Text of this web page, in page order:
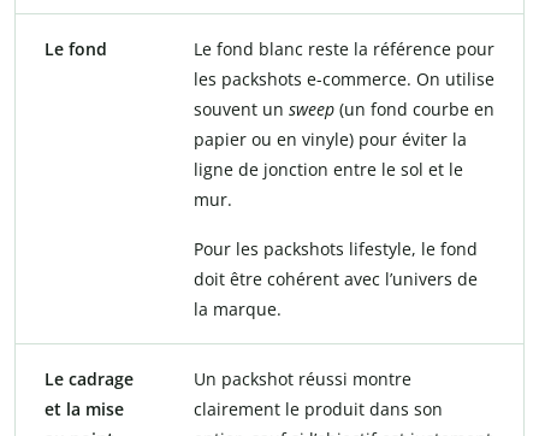
Le fond
Le fond blanc reste la référence pour
les packshots e-commerce. On utilise
souvent un sweep (un fond courbe en
papier ou en vinyle) pour éviter la
ligne de jonction entre le sol et le
mur.
Pour les packshots lifestyle, le fond
doit être cohérent avec l’univers de
la marque.
Le cadrage
et la mise
Un packshot réussi montre
clairement le produit dans son